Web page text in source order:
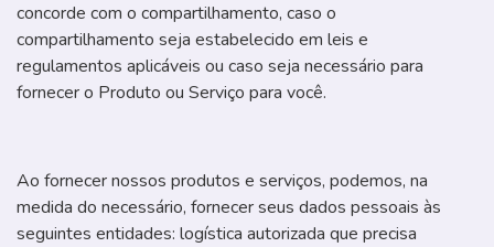
concorde com o compartilhamento, caso o
compartilhamento seja estabelecido em leis e
regulamentos aplicáveis ou caso seja necessário para
fornecer o Produto ou Serviço para você.
Ao fornecer nossos produtos e serviços, podemos, na
medida do necessário, fornecer seus dados pessoais às
seguintes entidades: logística autorizada que precisa